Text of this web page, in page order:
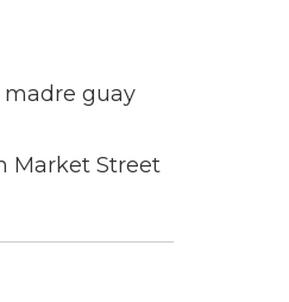
madre guay
Market Street